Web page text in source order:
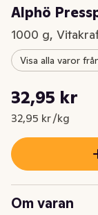
Alphö
1000 g,
Visa alla varor
Nuvarande pris
32,95 kr
32,95 kr /kg
Styckpris: 32,95
Om varan